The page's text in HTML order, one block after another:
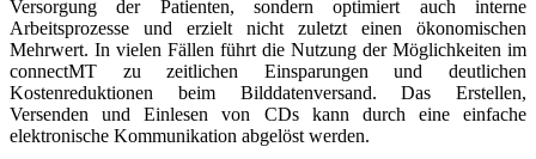
Versorgung der Patienten, sondern optimiert auch interne
Arbeitsprozesse und erzielt nicht zuletzt einen ökonomischen
Mehrwert. In vielen Fällen führt die Nutzung der Möglichkeiten im
connectMT zu zeitlichen Einsparungen und deutlichen
Kostenreduktionen beim Bilddatenversand. Das Erstellen,
Versenden und Einlesen von CDs kann durch eine einfache
elektronische Kommunikation abgelöst werden.